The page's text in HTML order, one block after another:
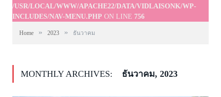
/USR/LOCAL/WWW/APACHE22/DATA/VIDLAISONK/WP-
INCLUDES/NAV-MENU.PHP ON LINE 756
Home » 2023 » ธันวาคม
MONTHLY ARCHIVES: ธันวาคม, 2023